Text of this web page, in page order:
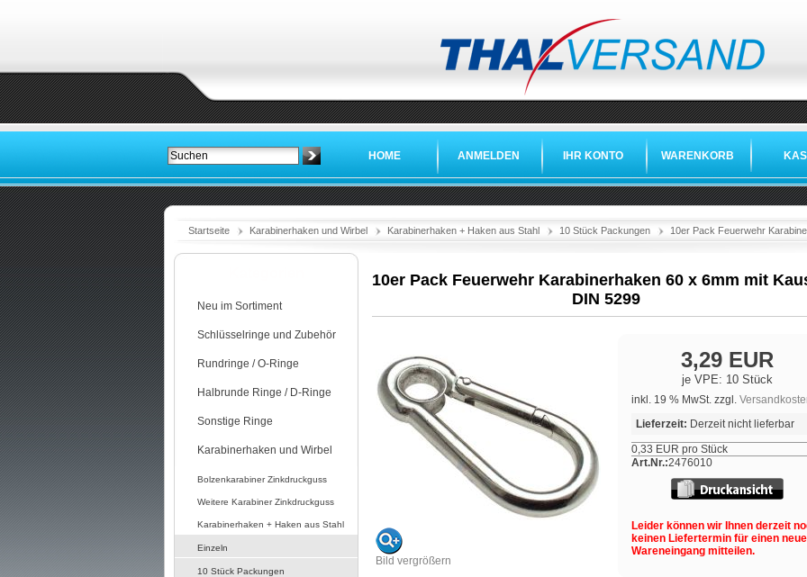
HOME ANMELDEN IHR KONTO WARENKORB
Startseite Karabinerhaken und Wirbel Karabinerhaken + Haken aus Stahl 10 Stück Packungen 10er Pack Feuerwehr
Neu im Sortiment
Schlüsselringe und Zubehör
Rundringe / O-Ringe
Halbrunde Ringe / D-Ringe
Sonstige Ringe
Karabinerhaken und Wirbel
Bolzenkarabiner Zinkdruckguss
Weitere Karabiner Zinkdruckguss
Karabinerhaken + Haken aus Stahl
Einzeln
10 Stück Packungen
10er Pack Feuerwehr Karabinerhaken 60 x 6mm mit
DIN 5299
Bild vergrößern
3,29 EUR
je VPE: 10 Stück
inkl. 19 % MwSt. zzgl.
Lieferzeit: Derzeit nicht lieferbar
0,33 EUR pro Stück
Art.Nr.:2476010
Leider können wir Ihnen derzeit
keinen Liefertermin für einen
Wareneingang mitteilen.